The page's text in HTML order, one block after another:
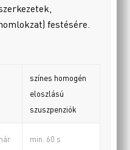
festésére.
színes homogén
eloszlású
szuszpenziók
min. 60 s